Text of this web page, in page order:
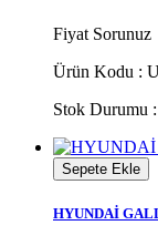
Fiyat Sorunuz
Ürün Kodu :
Stok Durumu :
Sepete Ekle
HYUNDAİ